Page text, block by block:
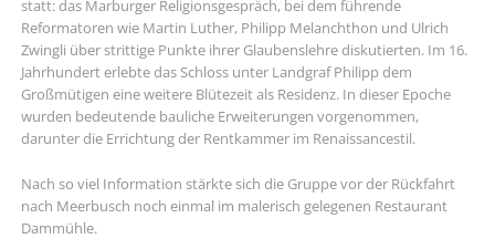
statt: das Marburger Religionsgespräch, bei dem führende
Reformatoren wie Martin Luther, Philipp Melanchthon und Ulrich
Zwingli über strittige Punkte ihrer Glaubenslehre diskutierten. Im 16.
Jahrhundert erlebte das Schloss unter Landgraf Philipp dem
Großmütigen eine weitere Blütezeit als Residenz. In dieser Epoche
wurden bedeutende bauliche Erweiterungen vorgenommen,
darunter die Errichtung der Rentkammer im Renaissancestil.
Nach so viel Information stärkte sich die Gruppe vor der Rückfahrt
nach Meerbusch noch einmal im malerisch gelegenen Restaurant
Dammühle.